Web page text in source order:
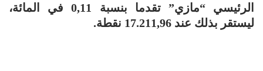
الرئيسي “مازي” تقدما بنسبة 0,11 في المائة،
ليستقر بذلك عند 17.211,96 نقطة.